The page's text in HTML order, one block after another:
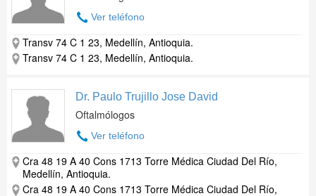
Ver teléfono
Transv 74 C 1 23, Medellín, Antioquia.
Transv 74 C 1 23, Medellín, Antioquia.
Dr. Paulo Trujillo Jose David
Oftalmólogos
Ver teléfono
Cra 48 19 A 40 Cons 1713 Torre Médica Ciudad Del Río,
Medellín, Antioquia.
Cra 48 19 A 40 Cons 1713 Torre Médica Ciudad Del Río,